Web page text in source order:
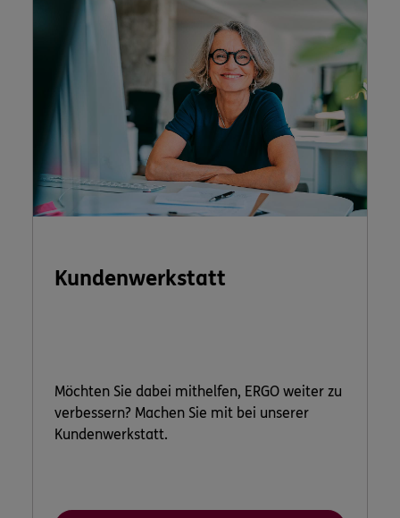
Kundenwerkstatt
Möchten Sie dabei mithelfen, ERGO weiter zu
verbessern? Machen Sie mit bei unserer
Kundenwerkstatt.